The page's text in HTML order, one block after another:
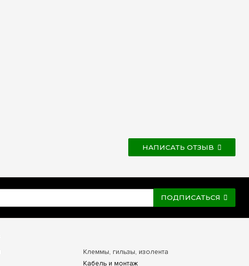
НАПИСАТЬ ОТЗЫВ
ПОДПИСАТЬСЯ
Клеммы, гильзы, изолента
Кабель и монтаж